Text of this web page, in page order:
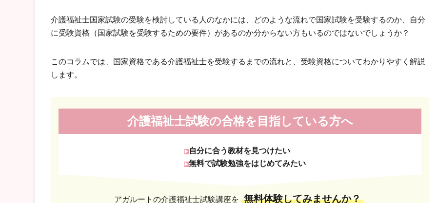
介護福祉士国家試験の受験を検討している人のなかには、どのような流れで国家試験を受験するのか、自分
に受験資格（国家試験を受験するための要件）があるのか分からない方もいるのではないでしょうか？
このコラムでは、国家資格である介護福祉士を受験するまでの流れと、受験資格についてわかりやすく解説
します。
介護福祉士試験の合格を 目指している方へ
自分に合う教材を見つけたい
無料で試験勉強をはじめてみたい
アガルートの介護福祉士試験講座を 無料体験してみませんか？